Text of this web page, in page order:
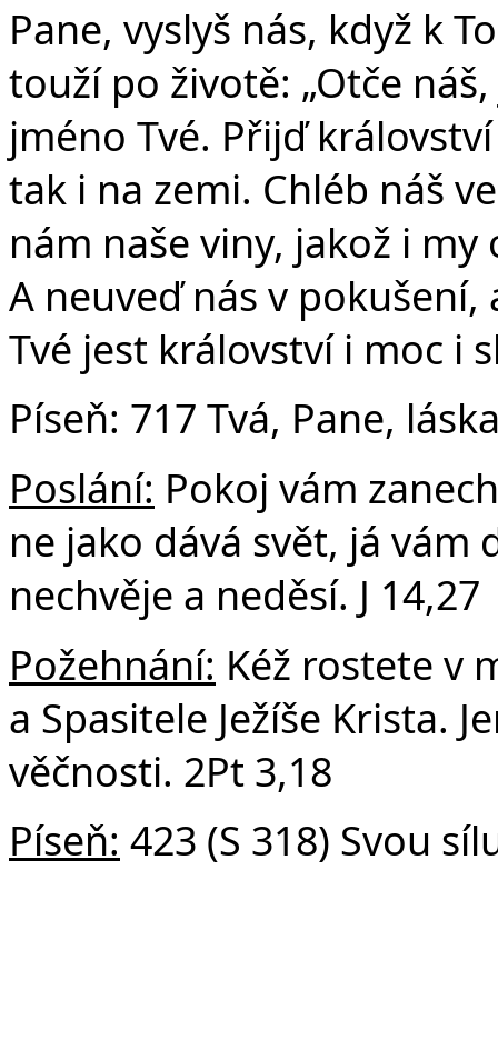
Pane, vyslyš nás, když k
touží po životě: „Otče
jméno Tvé. Přijď
tak i na zemi. Chléb náš
nám naše viny, jakož i
A neuveď nás v
Tvé jest království i moc i
Píseň: 717 Tvá, Pane,
Poslání: Pokoj vám
ne jako dává svět, já vám
nechvěje a neděsí. J 14,27
Požehnání: Kéž rostete v
a Spasitele Ježíše Krista.
věčnosti. 2Pt 3,18
Píseň: 423 (S 318) Svou